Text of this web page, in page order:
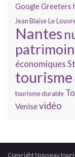
GoogleGreeters
Jean BlaiseLe
Nantes
économiques
tourisme
tourisme durable
Venisevidéo
Copyright Nouveau